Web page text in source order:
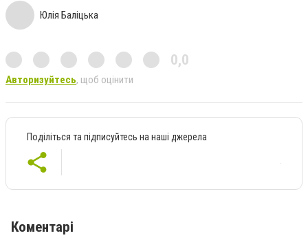
Юлія Баліцька
0,0
Авторизуйтесь, щоб оцінити
Поділіться та підписуйтесь на наші джерела
Коментарі